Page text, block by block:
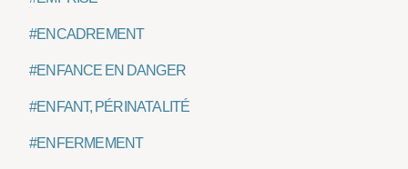
#ENCADREMENT
#ENFANCE EN DANGER
#ENFANT, PÉRINATALITÉ
#ENFERMEMENT